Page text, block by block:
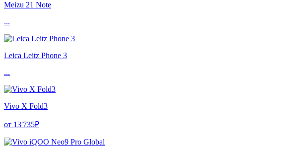
Meizu 21 Note
...
Leica Leitz Phone 3
...
Vivo X Fold3
от 13'735₽